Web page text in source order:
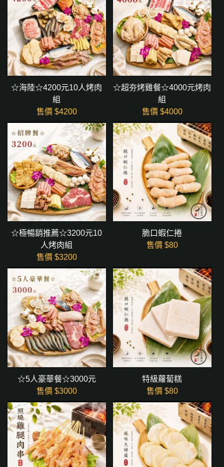
☆海陸☆4200元10人烤肉
組
售價 $4200
☆超夯烤雞餐☆4000元烤肉
組
售價 $4000
☆極暢銷推薦☆3200元10
人烤肉組
售價 $3200
脆口蝦仁捲
售價 $80
☆5人豪華餐☆3000元
售價 $3000
特級蘿蔔糕
售價 $80